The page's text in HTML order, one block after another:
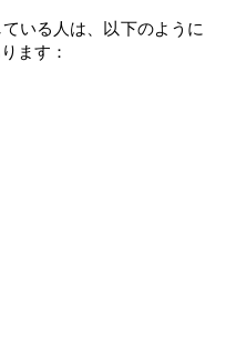
いる人は、以下のように
ます：